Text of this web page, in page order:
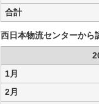
合計
西日本物流センターから
1月
2月